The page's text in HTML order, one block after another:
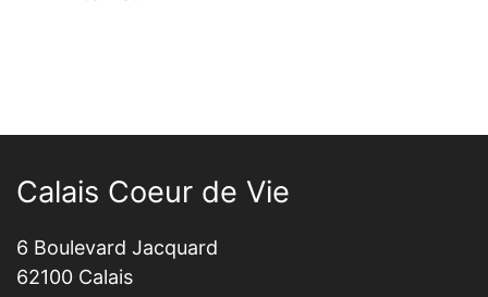
Calais Coeur de Vie
6 Boulevard Jacquard
62100 Calais